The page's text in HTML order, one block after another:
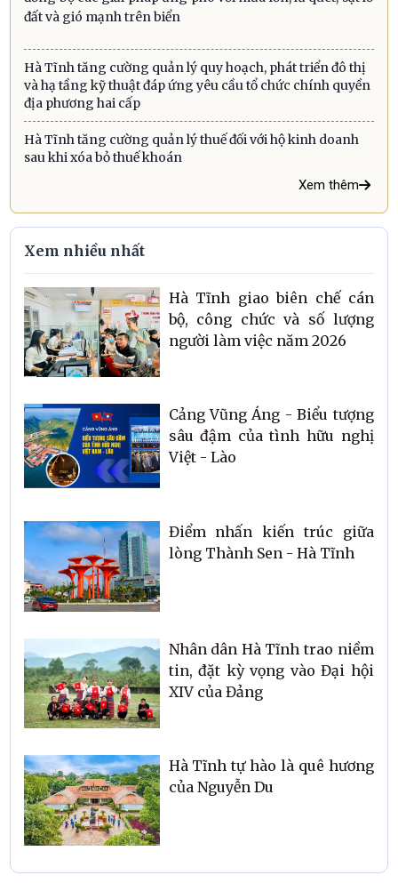
đất và gió mạnh trên biển
Hà Tĩnh tăng cường quản lý quy hoạch, phát triển đô thị
và hạ tầng kỹ thuật đáp ứng yêu cầu tổ chức chính quyền
địa phương hai cấp
Hà Tĩnh tăng cường quản lý thuế đối với hộ kinh doanh
sau khi xóa bỏ thuế khoán
Xem thêm
Xem nhiều nhất
Hà Tĩnh giao biên chế cán
bộ, công chức và số lượng
người làm việc năm 2026
Cảng Vũng Áng - Biểu tượng
sâu đậm của tình hữu nghị
Việt - Lào
Điểm nhấn kiến trúc giữa
lòng Thành Sen - Hà Tĩnh
Nhân dân Hà Tĩnh trao niềm
tin, đặt kỳ vọng vào Đại hội
XIV của Đảng
Hà Tĩnh tự hào là quê hương
của Nguyễn Du